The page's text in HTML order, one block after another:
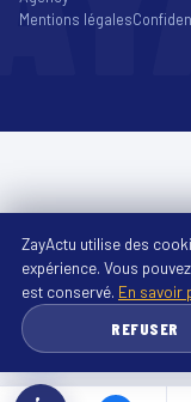
Mentions légales
ZayActu utilise des
expérience. Vous
est conservé. En savoir
REFUSER